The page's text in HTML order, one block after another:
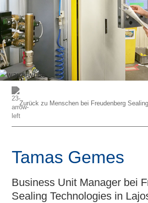
Zurück zu Menschen bei Freudenberg
Tamas Gemes
Business Unit Manager bei
Sealing Technologies in